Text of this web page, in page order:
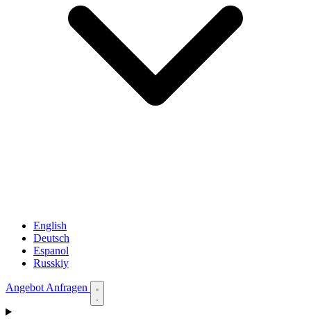
English
Deutsch
Espanol
Russkiy
Angebot Anfragen